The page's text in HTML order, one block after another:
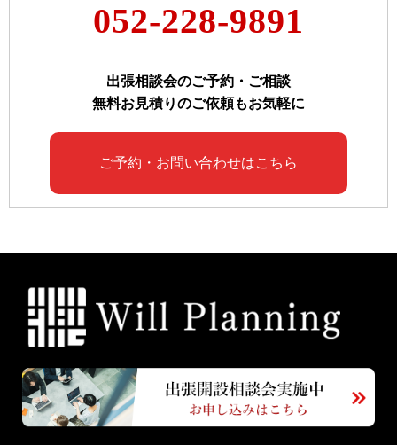
052-228-9891
出張相談会のご予約・ご相談
無料お見積りのご依頼もお気軽に
ご予約・お問い合わせはこちら